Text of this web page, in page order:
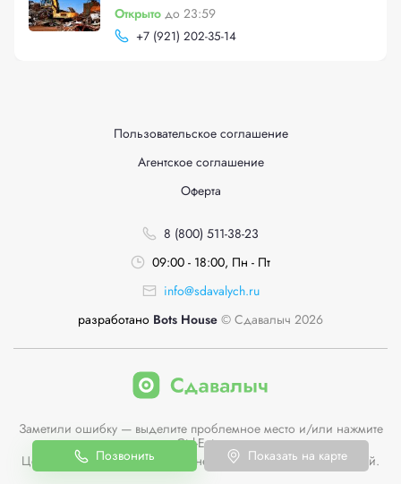
Позвонить Показать на карте
Открыто до 23:59
+7 (921) 202-35-14
Пользовательское соглашение
Агентское соглашение
Оферта
8 (800) 511-38-23
09:00 - 18:00, Пн - Пт
info@sdavalych.ru
разработано Bots House © Сдавалыч 2026
Заметили ошибку — выделите проблемное место и/или нажмите
Ctrl-Enter
Цены пунктов приема на сайте не являются публичной офертой.